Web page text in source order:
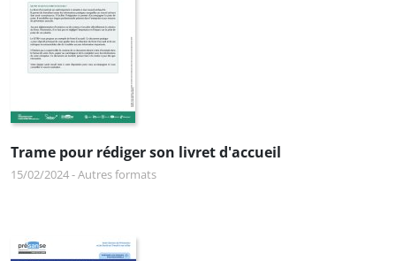
Trame pour rédiger son livret d'accueil
15/02/2024-Autres formats